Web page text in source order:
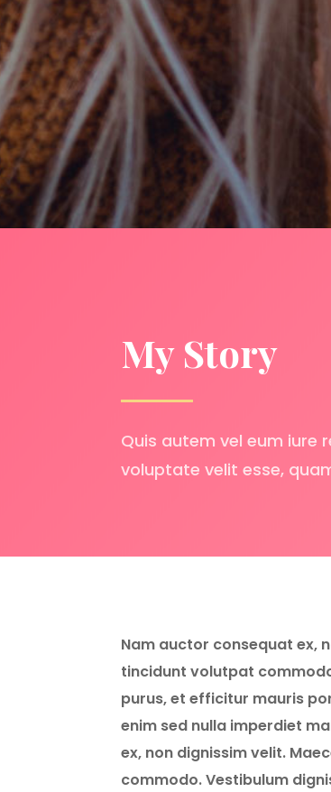
My Story
Quis autem vel eum iure
voluptate velit esse,
Nam auctor consequat ex,
tincidunt volutpat
purus, et efficitur mauris
enim sed nulla imperdiet
ex, non dignissim velit.
commodo. Vestibulum